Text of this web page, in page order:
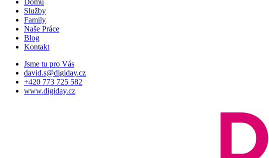
Služby
Family
Naše Práce
Blog
Kontakt
Jsme tu pro Vás
david.s@digiday.cz
+420 773 725 582
www.digiday.cz